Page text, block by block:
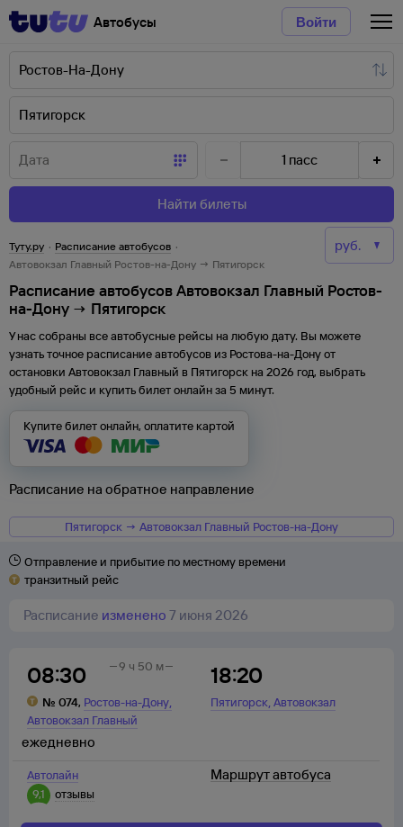
Автобусы Войти
1 пасс
Найти билеты
Туту.ру · Расписание автобусов ·
Автовокзал Главный Ростов-на-Дону → Пятигорск
Расписание автобусов Автовокзал Главный Ростов-
на-Дону → Пятигорск
У нас собраны все автобусные рейсы на любую дату. Вы можете
узнать точное расписание автобусов из Ростова-на-Донуот
остановки Автовокзал Главный в Пятигорск на 2026 год, выбрать
удобный рейс и купить билет онлайн за 5 минут.
Купите билет онлайн, оплатите картой
Расписание на обратное направление
Пятигорск → Автовокзал Главный Ростов-на-Дону
Отправление и прибытие по местному времени
транзитный рейс
Расписание изменено 7 июня 2026
08:30
№ 074, Ростов-на-Дону,
Автовокзал Главный
18:20
Пятигорск,Автовокзал
9 ч 50 м
Автолайн
9,1
отзывы
ежедневно
Маршрут автобуса